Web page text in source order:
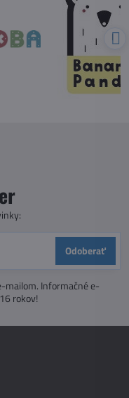
Odoberať
mailom. Informačné e-
rokov!